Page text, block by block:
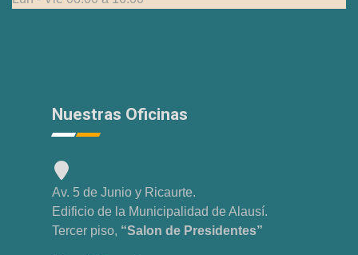
Nuestras Oficinas
Av. 5 de Junio y Ricaurte.
Edificio de la Municipalidad de Alausí.
Tercer piso, “Salon de Presidentes”